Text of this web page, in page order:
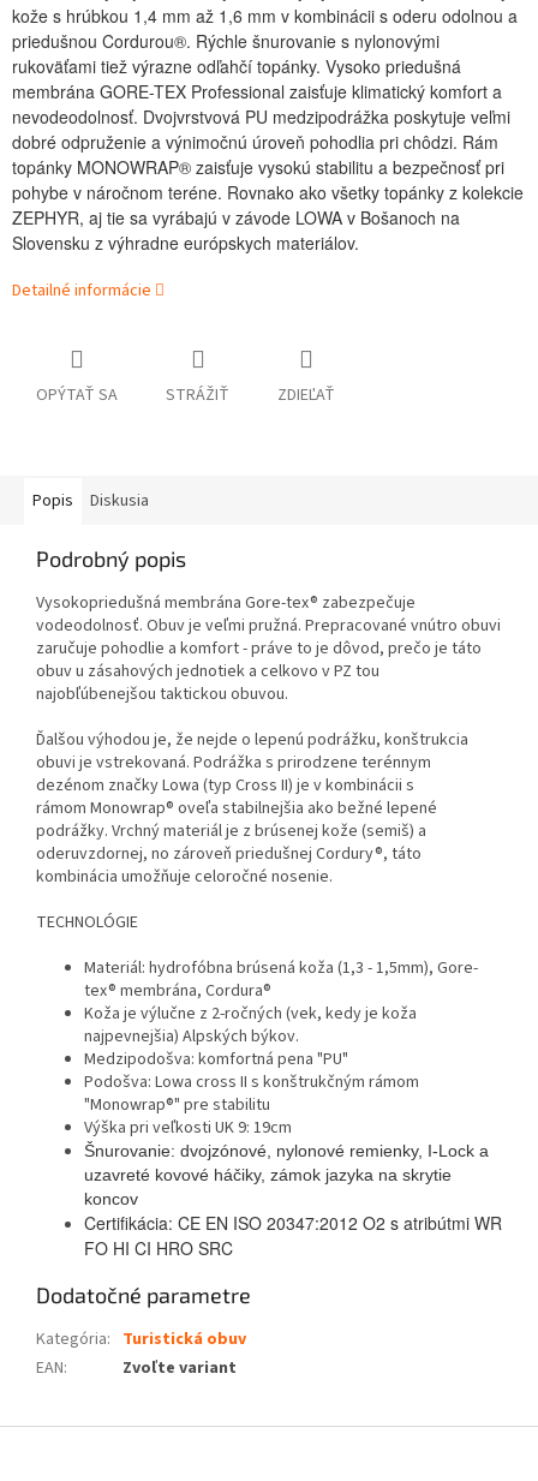
kože s hrúbkou 1,4 mm až 1,6 mm v kombinácii s oderu odolnou a
priedušnou Cordurou®. Rýchle šnurovanie s nylonovými
rukoväťami tiež výrazne odľahčí topánky. Vysoko priedušná
membrána GORE-TEX Professional zaisťuje klimatický komfort a
nevodeodolnosť. Dvojvrstvová PU medzipodrážka poskytuje veľmi
dobré odpruženie a výnimočnú úroveň pohodlia pri chôdzi. Rám
topánky MONOWRAP® zaisťuje vysokú stabilitu a bezpečnosť pri
pohybe v náročnom teréne. Rovnako ako všetky topánky z kolekcie
ZEPHYR, aj tie sa vyrábajú v závode LOWA v Bošanoch na
Slovensku z výhradne európskych materiálov.
Detailné informácie
OPÝTAŤ SA STRÁŽIŤ ZDIEĽAŤ
Popis Diskusia
Podrobný popis
Vysokopriedušná membrána Gore-tex® zabezpečuje
vodeodolnosť. Obuv je veľmi pružná. Prepracované vnútro obuvi
zaručuje pohodlie a komfort - práve to je dôvod, prečo je táto
obuv u zásahových jednotiek a celkovo v PZ tou
najobľúbenejšou taktickou obuvou.
Ďalšou výhodou je, že nejde o lepenú podrážku, konštrukcia
obuvi je vstrekovaná. Podrážka s prirodzene terénnym
dezénom značky Lowa (typ Cross II) je v kombinácii s
rámom Monowrap® oveľa stabilnejšia ako bežné lepené
podrážky. Vrchný materiál je z brúsenej kože (semiš) a
oderuvzdornej, no zároveň priedušnej Cordury®, táto
kombinácia umožňuje celoročné nosenie.
TECHNOLÓGIE
Materiál: hydrofóbna brúsená koža (1,3 - 1,5mm), Gore-
tex® membrána, Cordura®
Koža je výlučne z 2-ročných (vek, kedy je koža
najpevnejšia) Alpských býkov.
Medzipodošva: komfortná pena "PU"
Podošva: Lowa cross II s konštrukčným rámom
"Monowrap®" pre stabilitu
Výška pri veľkosti UK 9: 19cm
Šnurovanie: dvojzónové, nylonové remienky, I-Lock a
uzavreté kovové háčiky, zámok jazyka na skrytie
koncov
Certifikácia: CE EN ISO 20347:2012 O2 s atribútmi WR
FO HI CI HRO SRC
Dodatočné parametre
Kategória: Turistická obuv
EAN: Zvoľte variant